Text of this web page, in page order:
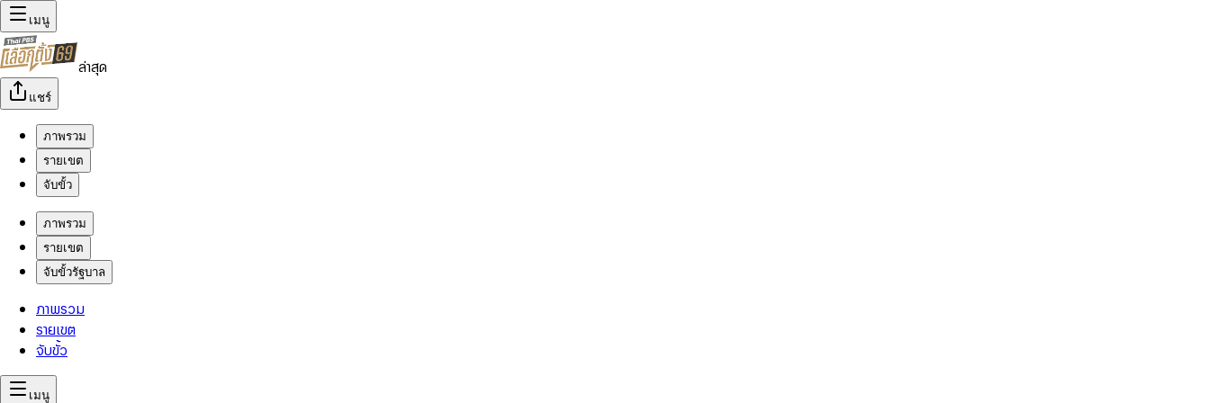
เมนู
ล่าสุด
แชร์
ภาพรวม
รายเขต
จับขั้ว
ภาพรวม
รายเขต
จับขั้วรัฐบาล
ภาพรวม
รายเขต
จับขั้ว
เมนู